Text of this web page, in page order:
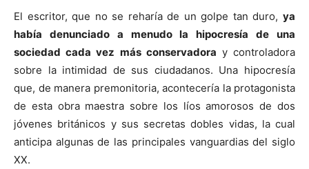
El escritor, que no se reharía de un golpe tan duro, ya
había denunciado a menudo la hipocresía de una
sociedad cada vez más conservadora y controladora
sobre la intimidad de sus ciudadanos. Una hipocresía
que, de manera premonitoria, acontecería la protagonista
de esta obra maestra sobre los líos amorosos de dos
jóvenes británicos y sus secretas dobles vidas, la cual
anticipa algunas de las principales vanguardias del siglo
XX.